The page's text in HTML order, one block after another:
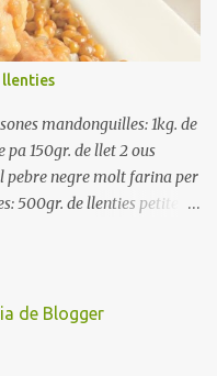
llenties
mandonguilles: 1kg. de
pa 150gr. de llet 2 ous
pebre negre molt farina per
500gr. de llenties petites
en un bol i barregeu-la
de Blogger